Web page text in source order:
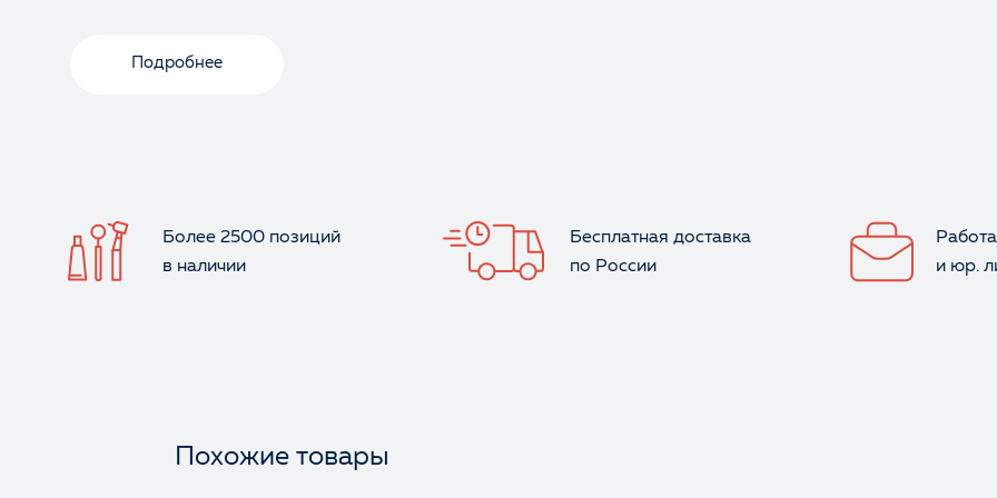
Подробнее
Более 2500 позиций
в наличии
Бесплатная доставка
по России
и юр.
Похожие товары
Отзыв